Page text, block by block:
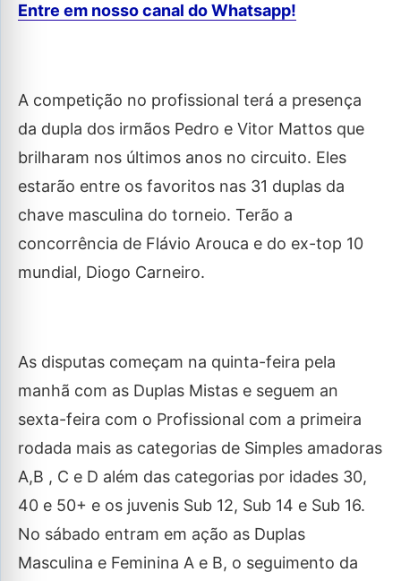
Entre em nosso canal do Whatsapp!
A competição no profissional terá a presença
da dupla dos irmãos Pedro e Vitor Mattos que
brilharam nos últimos anos no circuito. Eles
estarão entre os favoritos nas 31 duplas da
chave masculina do torneio. Terão a
concorrência de Flávio Arouca e do ex-top 10
mundial, Diogo Carneiro.
As disputas começam na quinta-feira pela
manhã com as Duplas Mistas e seguem an
sexta-feira com o Profissional com a primeira
rodada mais as categorias de Simples amadoras
A,B , C e D além das categorias por idades 30,
40 e 50+ e os juvenis Sub 12, Sub 14 e Sub 16.
No sábado entram em ação as Duplas
Masculina e Feminina A e B, o seguimento da